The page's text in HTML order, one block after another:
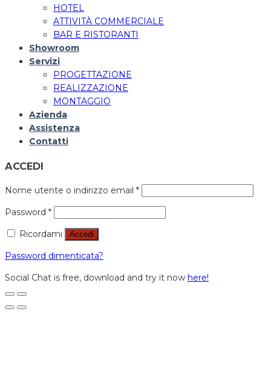
HOTEL
ATTIVITÀ COMMERCIALE
BAR E RISTORANTI
Showroom
Servizi
PROGETTAZIONE
REALIZZAZIONE
MONTAGGIO
Azienda
Assistenza
Contatti
ACCEDI
Nome utente o indirizzo email *
Password *
Ricordami
Accedi
Password dimenticata?
Social Chat is free, download and try it now here!